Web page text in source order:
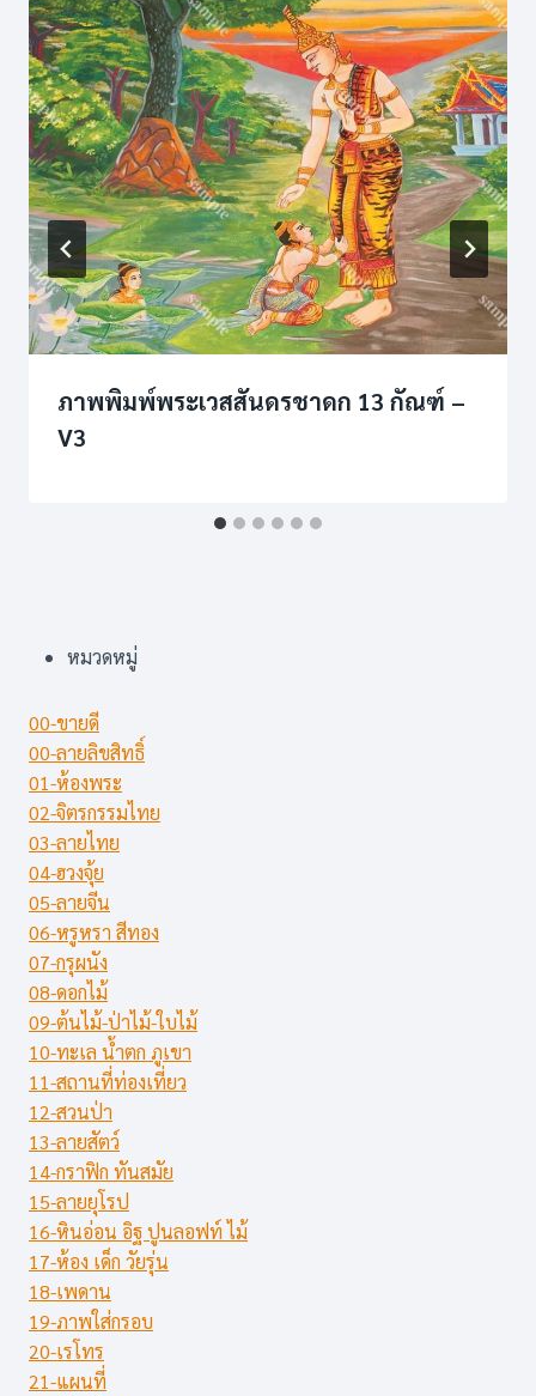
ภาพพิมพ์พระเวสสันดรชาดก 13 กัณฑ์ –
V3
หมวดหมู่
00-ขายดี
00-ลายลิขสิทธิ์
01-ห้องพระ
02-จิตรกรรมไทย
03-ลายไทย
04-ฮวงจุ้ย
05-ลายจีน
06-หรูหรา สีทอง
07-กรุผนัง
08-ดอกไม้
09-ต้นไม้-ป่าไม้-ใบไม้
10-ทะเล น้ำตก ภูเขา
11-สถานที่ท่องเที่ยว
12-สวนป่า
13-ลายสัตว์
14-กราฟิก ทันสมัย
15-ลายยุโรป
16-หินอ่อน อิฐ ปูนลอฟท์ ไม้
17-ห้อง เด็ก วัยรุ่น
18-เพดาน
19-ภาพใส่กรอบ
20-เรโทร
21-แผนที่